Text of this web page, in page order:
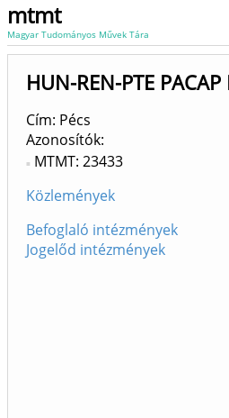
mtmt
Magyar Tudományos Művek Tára
HUN-REN-PTE
Cím: Pécs
Azonosítók
MTMT: 23433
Közlemények
Befoglaló intézmények
Jogelőd intézmények